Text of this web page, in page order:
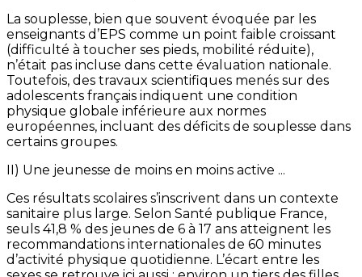
La souplesse, bien que souvent évoquée par les
enseignants d’EPS comme un point faible croissant
(difficulté à toucher ses pieds, mobilité réduite),
n’était pas incluse dans cette évaluation nationale.
Toutefois, des travaux scientifiques menés sur des
adolescents français indiquent une condition
physique globale inférieure aux normes
européennes, incluant des déficits de souplesse dans
certains groupes.
II) Une jeunesse de moins en moins active ...
Ces résultats scolaires s’inscrivent dans un contexte
sanitaire plus large. Selon Santé publique France,
seuls 41,8 % des jeunes de 6 à 17 ans atteignent les
recommandations internationales de 60 minutes
d’activité physique quotidienne. L’écart entre les